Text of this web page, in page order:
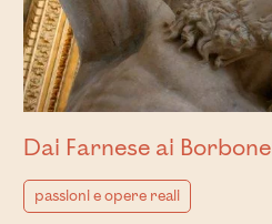
Dai Farnese ai Borbone
passioni e opere reali